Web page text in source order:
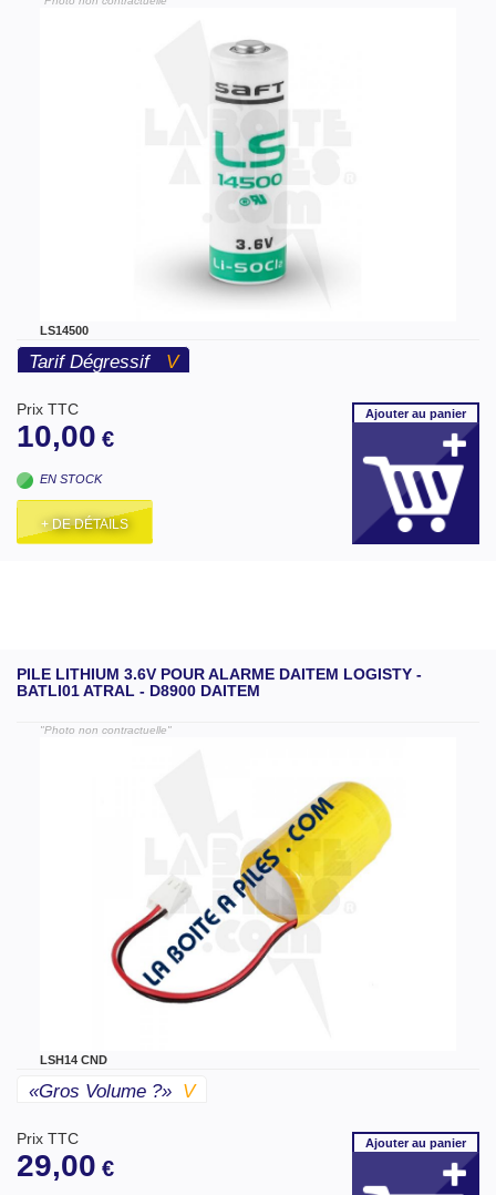
LS14500
Tarif Dégressif V
Prix TTC
10,00 €
EN STOCK
+ DE DÉTAILS
Ajouterau panier
PILE LITHIUM 3.6V POUR ALARME DAITEM LOGISTY -
BATLI01 ATRAL - D8900 DAITEM
"Photo non contractuelle"
LSH14 CND
«gros Volume ?» V
Prix TTC
29,00 €
Ajouterau panier